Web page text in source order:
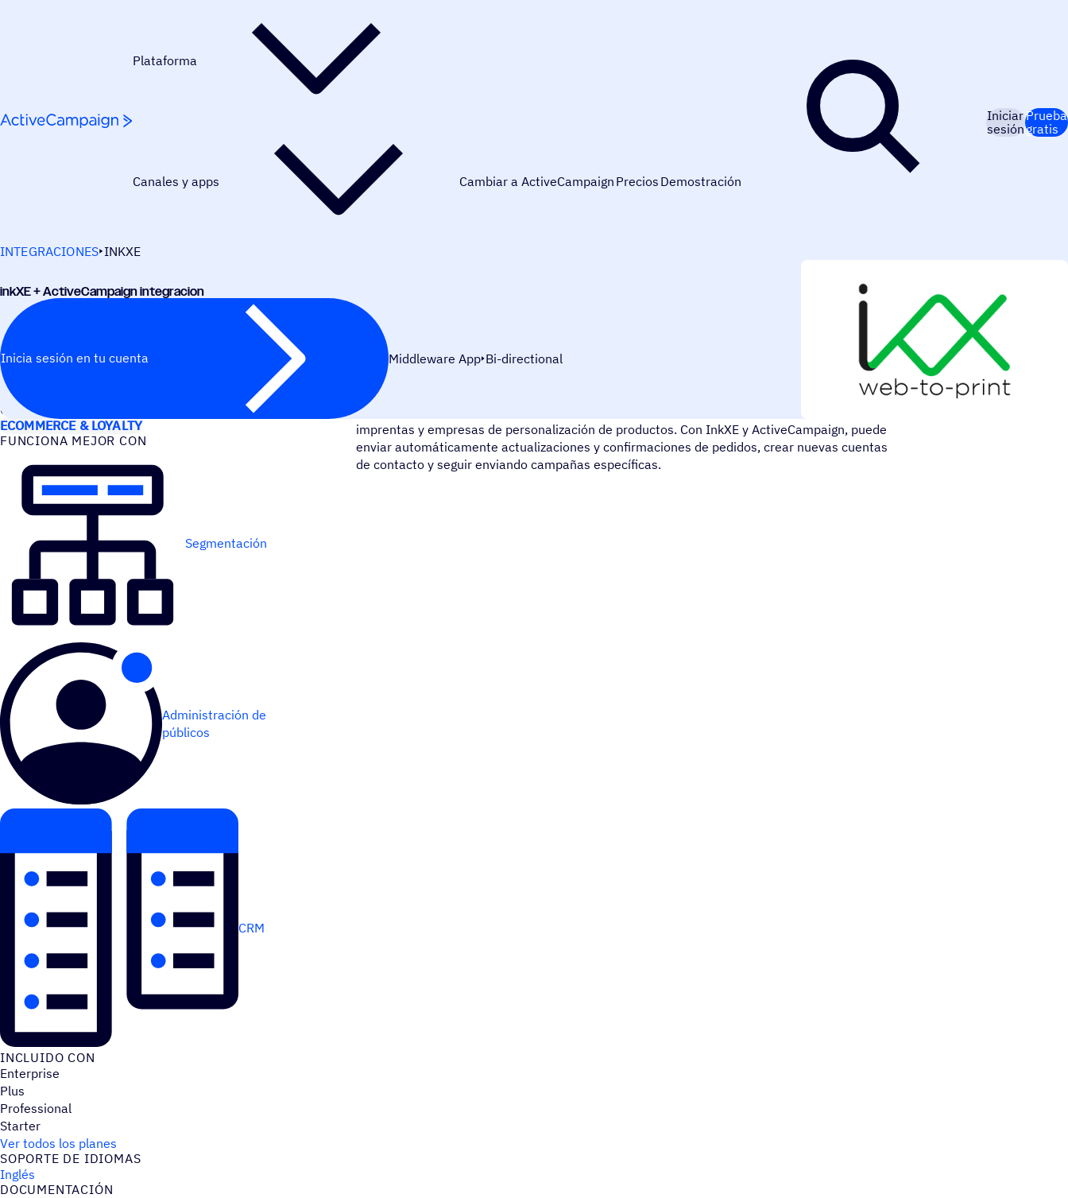
Plataforma
Canales y apps Cambiar a ActiveCampaign Precios Demostración
Iniciar
sesión
Prueba
gratis
INTEGRACIONES INKXE
inkXE + ActiveCampaign integracion
Inicia sesión en tu cuenta Middleware App Bi-directional
CASOS DE USO
ECOMMERCE & LOYALTY
FUNCIONA MEJOR CON
Segmentación
Administración de
públicos
CRM
INCLUIDO CON
Enterprise
Plus
Professional
Starter
Ver todos los planes
SOPORTE DE IDIOMAS
Inglés
DOCU­MEN­TA­CIÓN
InkXE es una herramienta de diseño de productos en línea todo en uno pensada para
imprentas y empresas de personalización de productos. Con InkXE y ActiveCampaign, puede
enviar automáticamente actualizaciones y confirmaciones de pedidos, crear nuevas cuentas
de contacto y seguir enviando campañas específicas.